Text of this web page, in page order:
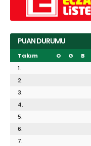
PUAN DURUMU
Takım O G B
1.
2.
3.
4.
5.
6.
7.